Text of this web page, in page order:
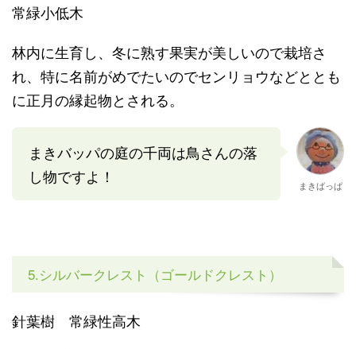
常緑小低木
林内に生育し、冬に熟す果実が美しいので栽培さ
れ、特に名前がめでたいのでセンリョウなどととも
に正月の縁起物とされる。
まきバッパの庭の千両は鳥さんの落
し物ですよ！
まきばっぱ
5.シルバークレスト（ゴールドクレスト）
針葉樹 常緑性高木